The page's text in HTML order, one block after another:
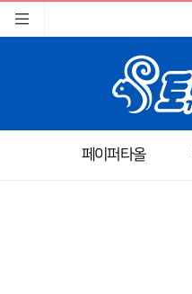
페이퍼타올